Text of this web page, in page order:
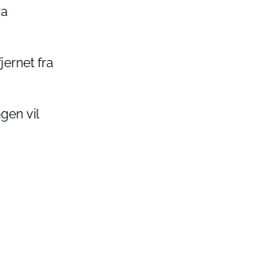
fra
vil